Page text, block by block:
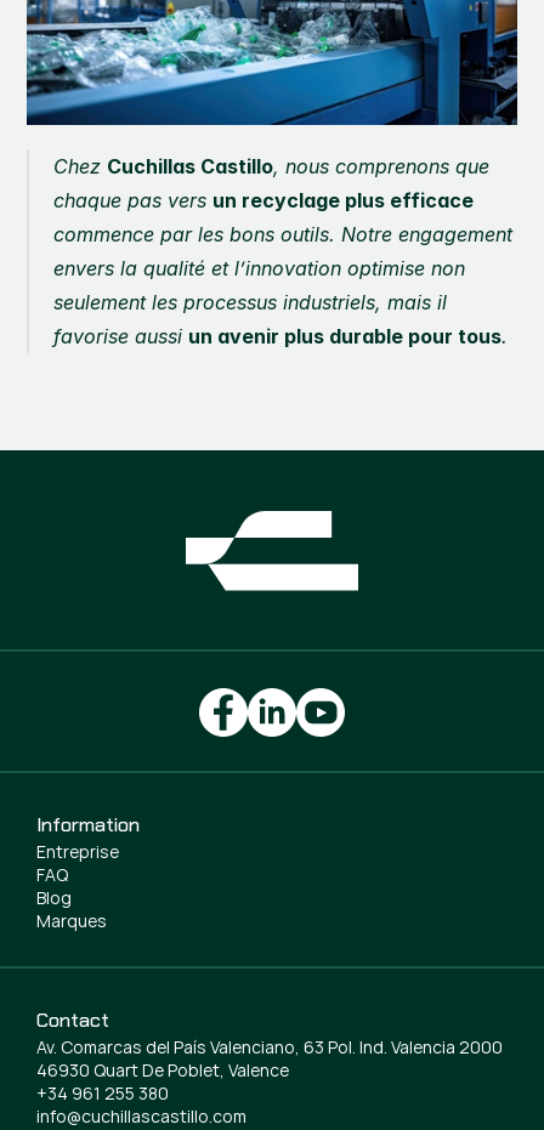
Chez Cuchillas Castillo, nous comprenons que
chaque pas vers un recyclage plus efficace
commence par les bons outils. Notre engagement
envers la qualité et l’innovation optimise non
seulement les processus industriels, mais il
favorise aussi un avenir plus durable pour tous.
Information
Entreprise
FAQ
Blog
Marques
Contact
Av. Comarcas del País Valenciano, 63 Pol. Ind. Valencia 2000
46930 Quart De Poblet, Valence
+34 961 255 380
info@cuchillascastillo.com